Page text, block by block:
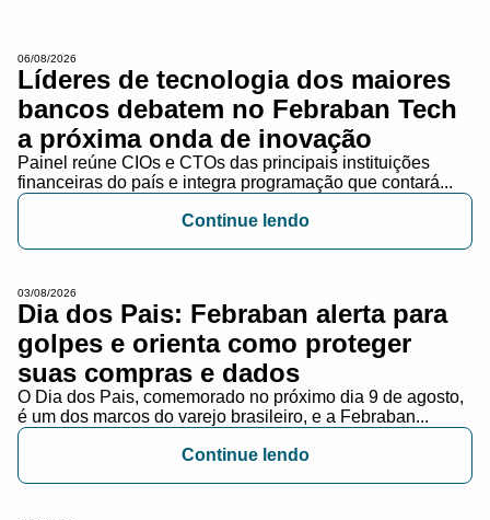
06/08/2026
Líderes de tecnologia dos maiores
bancos debatem no Febraban Tech
a próxima onda de inovação
Painel reúne CIOs e CTOs das principais instituições
financeiras do país e integra programação que contará...
Continue lendo
03/08/2026
Dia dos Pais: Febraban alerta para
golpes e orienta como proteger
suas compras e dados
O Dia dos Pais, comemorado no próximo dia 9 de agosto,
é um dos marcos do varejo brasileiro, e a Febraban...
Continue lendo